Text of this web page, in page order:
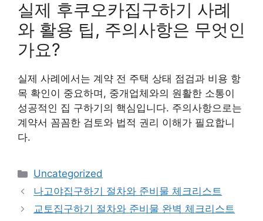
실제 후쿠오카집구하기 사례
와 활용 팁, 주의사항은 무엇인
가요?
실제 사례에서는 계약 전 주택 상태 점검과 비용 항
목 확인이 중요하며, 중개업체와의 원활한 소통이
성공적인 집 구하기의 핵심입니다. 주의사항으로는
계약서 꼼꼼한 검토와 법적 권리 이해가 필요합니
다.
Categories
Uncategorized
나고야집구하기 절차와 준비물 체크리스트
교토집구하기 절차와 준비물 완벽 체크리스트